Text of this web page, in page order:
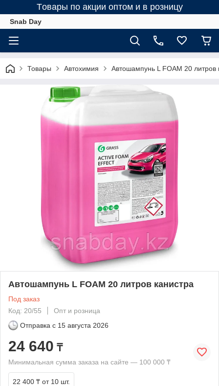
Tовары по акции оптом и в розницу
Snab Day
Товары Автохимия Автошампунь L FOAM 20 литров
Автошампунь L FOAM 20 литров канистра
Под заказ
Код: 20/55
Опт и розница
Отправка с 15 августа 2026
24 640 ₸
Минимальная сумма заказа на сайте — 100 000 ₸
22 400 ₸ от 10 шт.